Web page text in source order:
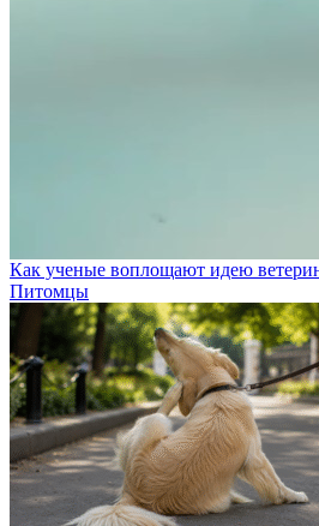
Как ученые воплощают идею
Питомцы